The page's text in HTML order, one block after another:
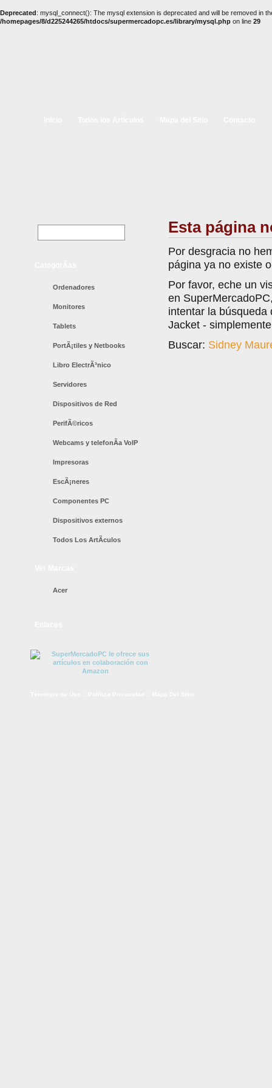
Deprecated: mysql_connect(): The mysql extension is deprecated and will be removed in
/homepages/8/d225244265/htdocs/supermercadopc.es/library/mysql.php on line 29
Ordenadores
Monitores
Tablets
PortÃ¡tiles y Netbooks
Libro ElectrÃ³nico
Servidores
Dispositivos de Red
PerifÃ©ricos
Webcams y telefonÃ­a VoIP
Impresoras
EscÃ¡neres
Componentes PC
Dispositivos externos
Todos Los ArtÃ­culos
Acer
Esta página
Por desgracia no
página ya no existe
Por favor, eche un
en
intentar la búsqueda
Jacket -
Buscar: Sidney